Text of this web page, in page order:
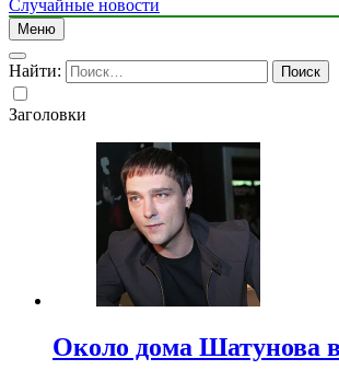
Случайные новости
Меню
Найти:
Заголовки
Около дома Шатунова